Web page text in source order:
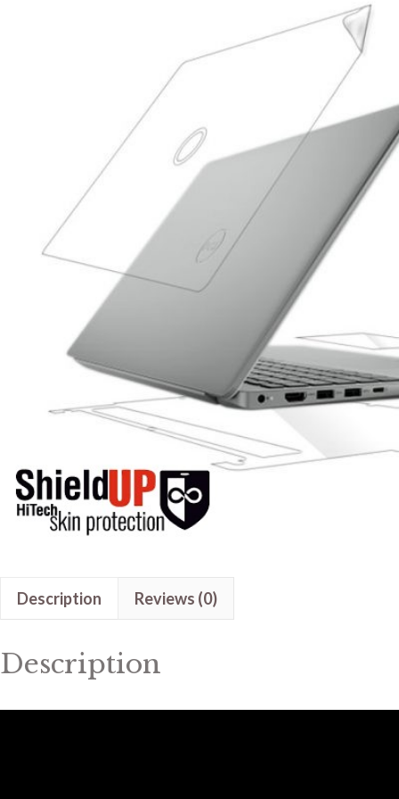
Description Reviews (0)
Description